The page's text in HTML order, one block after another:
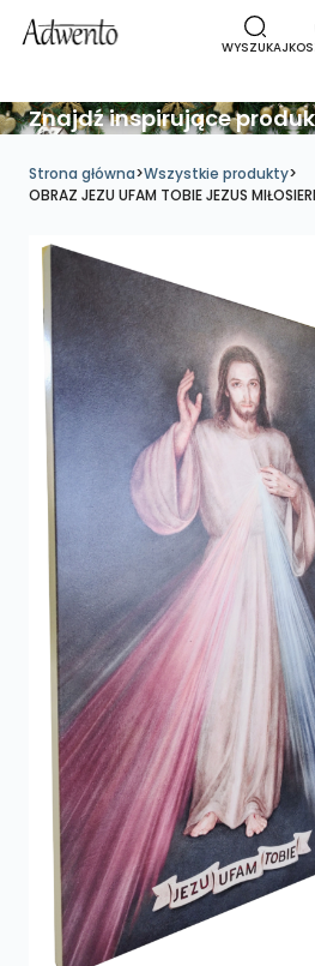
WYSZUKAJ
Znajdź inspirujące
Strona główna>Wszystkie produkty>
OBRAZ JEZU UFAM TOBIE JEZUS